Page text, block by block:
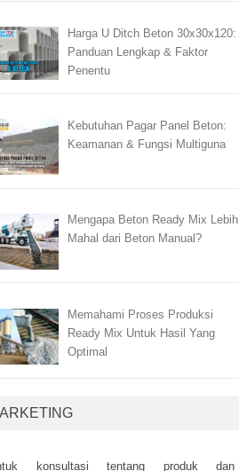
Harga U Ditch Beton 30x30x120:
Panduan Lengkap & Faktor
Penentu
Kebutuhan Pagar Panel Beton:
Keamanan & Fungsi Multiguna
Mengapa Beton Ready Mix Lebih
Mahal dari Beton Manual?
Memahami Proses Produksi
Ready Mix Untuk Hasil Yang
Optimal
kоnsultаsі tеntаng рrоduk dаn